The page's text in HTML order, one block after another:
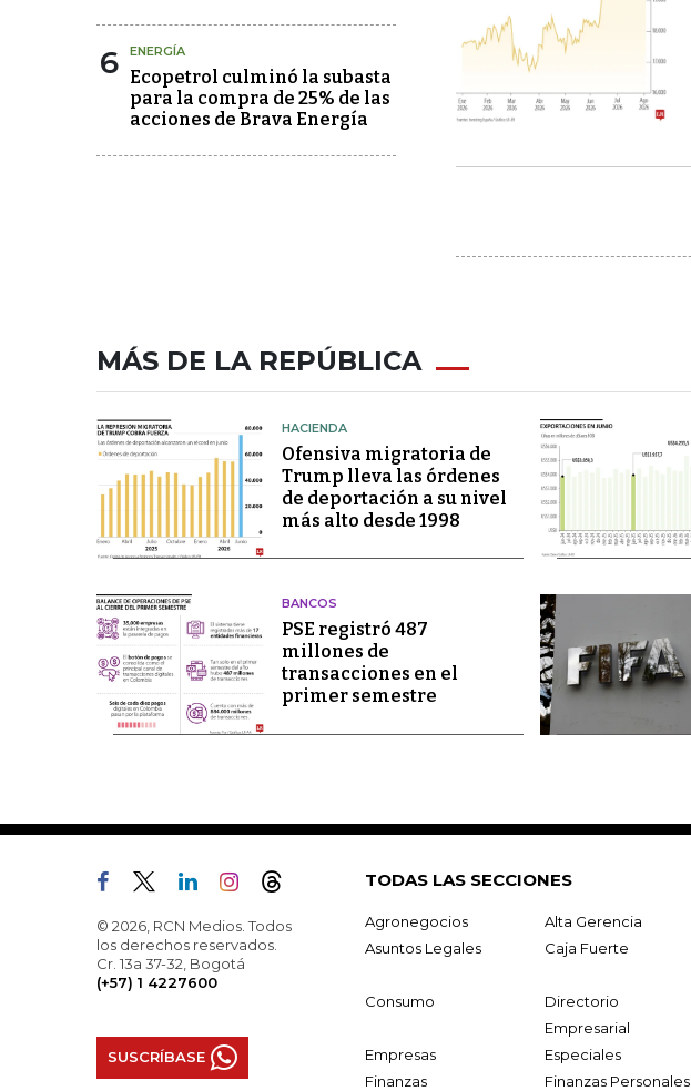
6 ENERGÍA
Ecopetrol culminó la subasta
para la compra de 25% de las
acciones de Brava Energía
MÁS DE LA REPÚBLICA
HACIENDA
Ofensiva migratoria de
Trump lleva las órdenes
de deportación a su nivel
más alto desde 1998
BANCOS
PSE registró 487
millones de
transacciones en el
primer semestre
© 2026, RCN Medios. Todos
los derechos reservados.
Cr. 13a 37-32, Bogotá
(+57) 1 4227600
SUSCRÍBASE
TODAS LAS SECCIONES
Agronegocios Alta Gerencia
Asuntos Legales
Caja Fuerte
Consumo
Directorio
Empresarial
Empresas Especiales
Finanzas
Finanzas Personales